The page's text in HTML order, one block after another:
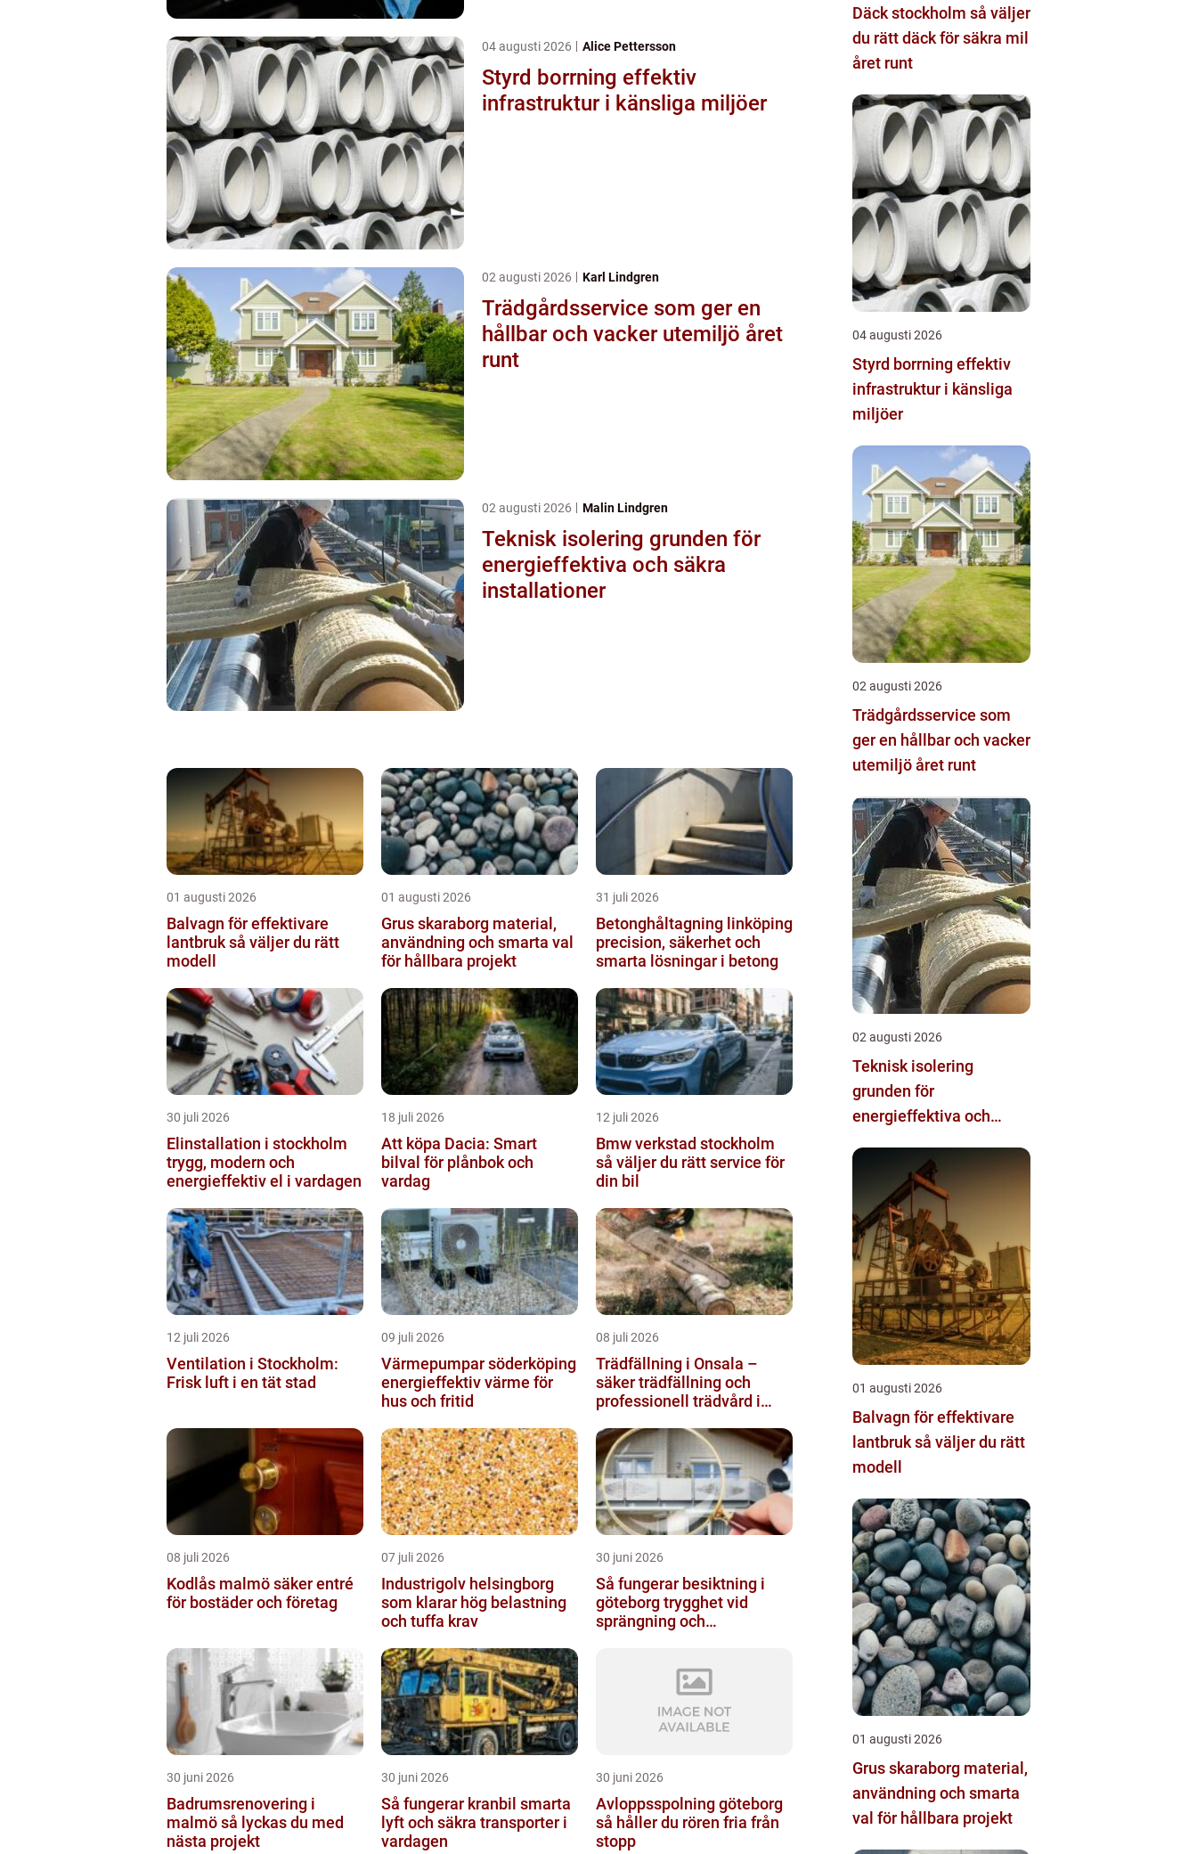
04 augusti 2026 Alice Pettersson
Styrd borrning effektiv
infrastruktur i känsliga miljöer
02 augusti 2026 Karl Lindgren
Trädgårdsservice som ger en
hållbar och vacker utemiljö året
runt
02 augusti 2026 Malin Lindgren
Teknisk isolering grunden för
energieffektiva och säkra
installationer
01 augusti 2026
Balvagn för effektivare
lantbruk så väljer du rätt
modell
01 augusti 2026
Grus skaraborg material,
användning och smarta val
för hållbara projekt
31 juli 2026
Betonghåltagning linköping
precision, säkerhet och
smarta lösningar i betong
30 juli 2026
Elinstallation i stockholm
trygg, modern och
energieffektiv el i vardagen
18 juli 2026
Att köpa Dacia: Smart
bilval för plånbok och
vardag
12 juli 2026
Bmw verkstad stockholm
så väljer du rätt service för
din bil
12 juli 2026
Ventilation i Stockholm:
Frisk luft i en tät stad
09 juli 2026
Värmepumpar söderköping
energieffektiv värme för
hus och fritid
08 juli 2026
Trädfällning i Onsala –
säker trädfällning och
professionell trädvård i
08 juli 2026
Kodlås malmö säker entré
för bostäder och företag
07 juli 2026
Industrigolv helsingborg
som klarar hög belastning
och tuffa krav
30 juni 2026
Så fungerar besiktning i
göteborg trygghet vid
sprängning och
30 juni 2026
Badrumsrenovering i
malmö så lyckas du med
nästa projekt
30 juni 2026
Så fungerar kranbil smarta
lyft och säkra transporter i
vardagen
30 juni 2026
Avloppsspolning göteborg
så håller du rören fria från
stopp
Däck stockholm så väljer
du rätt däck för säkra mil
året runt
04 augusti 2026
Styrd borrning effektiv
infrastruktur i känsliga
miljöer
02 augusti 2026
Trädgårdsservice som
ger en hållbar och vacker
utemiljö året runt
02 augusti 2026
Teknisk isolering
grunden för
energieffektiva och
01 augusti 2026
Balvagn för effektivare
lantbruk så väljer du rätt
modell
01 augusti 2026
Grus skaraborg material,
användning och smarta
val för hållbara projekt